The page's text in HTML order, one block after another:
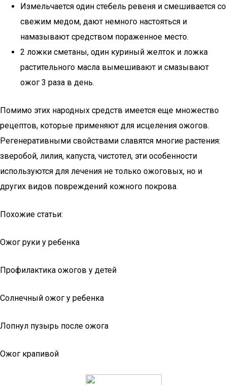
Измельчается один стебель ревеня и смешивается со
свежим медом, дают немного настояться и
намазывают средством пораженное место.
2 ложки сметаны, один куриный желток и ложка
растительного масла вымешивают и смазывают
ожог 3 раза в день.
Помимо этих народных средств имеется еще множество
рецептов, которые применяют для исцеления ожогов.
Регенеративными свойствами славятся многие растения:
зверобой, лилия, капуста, чистотел, эти особенности
используются для лечения не только ожоговых, но и
других видов повреждений кожного покрова.
Похожие статьи:
Ожог руки у ребенка
Профилактика ожогов у детей
Солнечный ожог у ребенка
Лопнул пузырь после ожога
Ожог крапивой